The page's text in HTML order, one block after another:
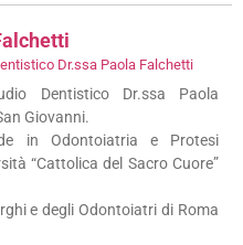
Dr.ssa Paola Falchetti
Dentistico Dr.ssa Paola
Giovanni.
in Odontoiatria e Protesi
“Cattolica del Sacro Cuore”
e degli Odontoiatri di Roma